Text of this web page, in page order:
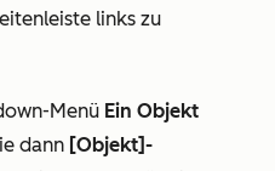
links zu
Menü Ein Objekt
dann [Objekt]-